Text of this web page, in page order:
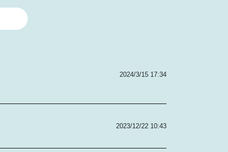
2024/3/15 17:34
2023/12/22 10:43